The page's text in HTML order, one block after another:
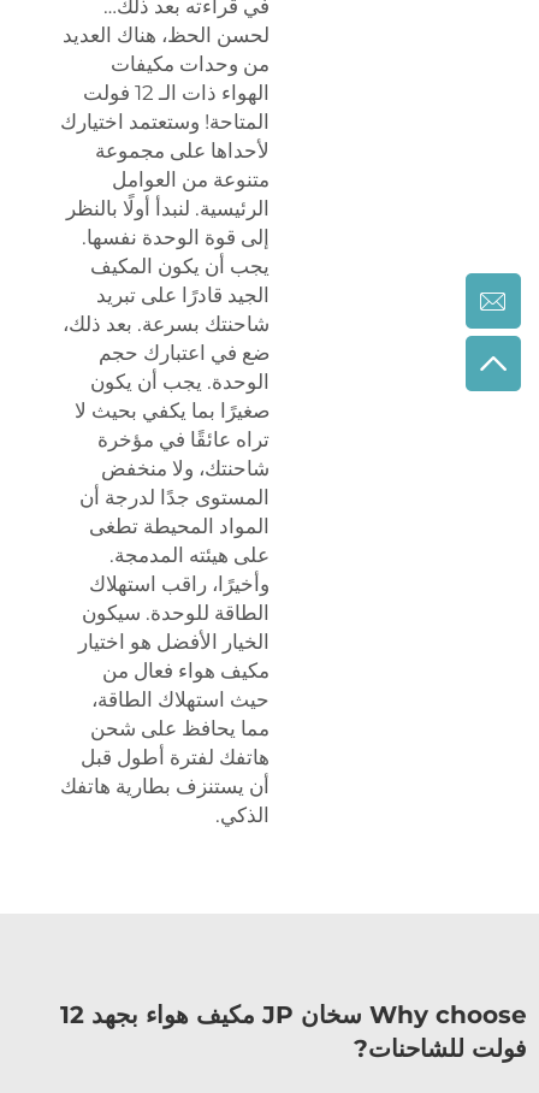
في قراءته بعد ذلك…
لحسن الحظ، هناك العديد
من وحدات مكيفات
الهواء ذات الـ 12 فولت
المتاحة! وستعتمد اختيارك
لأحداها على مجموعة
متنوعة من العوامل
الرئيسية. لنبدأ أولًا بالنظر
إلى قوة الوحدة نفسها.
يجب أن يكون المكيف
الجيد قادرًا على تبريد
شاحنتك بسرعة. بعد ذلك،
ضع في اعتبارك حجم
الوحدة. يجب أن يكون
صغيرًا بما يكفي بحيث لا
تراه عائقًا في مؤخرة
شاحنتك، ولا منخفض
المستوى جدًا لدرجة أن
المواد المحيطة تطغى
على هيئته المدمجة.
وأخيرًا، راقب استهلاك
الطاقة للوحدة. سيكون
الخيار الأفضل هو اختيار
مكيف هواء فعال من
حيث استهلاك الطاقة،
مما يحافظ على شحن
هاتفك لفترة أطول قبل
أن يستنزف بطارية هاتفك
الذكي.
Why choose سخان JP مكيف هواء بجهد 12
فولت للشاحنات?